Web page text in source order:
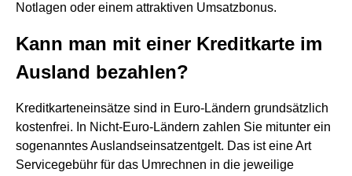
Notlagen oder einem attraktiven Umsatzbonus.
Kann man mit einer Kreditkarte im
Ausland bezahlen?
Kreditkarteneinsätze sind in Euro-Ländern grundsätzlich
kostenfrei. In Nicht-Euro-Ländern zahlen Sie mitunter ein
sogenanntes Auslandseinsatzentgelt. Das ist eine Art
Servicegebühr für das Umrechnen in die jeweilige